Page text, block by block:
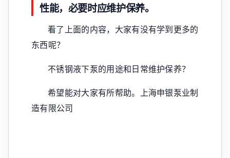
性能，必要时应维护保养。
看了上面的内容，大家有没有学到更多的
东西呢？
不锈钢液下泵的用途和日常维护保养？
希望能对大家有所帮助。上海申银泵业制
造有限公司